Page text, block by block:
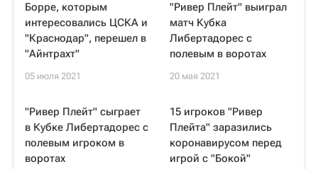
Борре, которым
интересовались ЦСКА и
"Краснодар", перешел в
"Айнтрахт"
05 июля 2021
"Ривер Плейт" выиграл
матч Кубка
Либертадорес с
полевым в воротах
20 мая 2021
"Ривер Плейт" сыграет
в Кубке Либертадорес с
полевым игроком в
воротах
15 игроков "Ривер
Плейта" заразились
коронавирусом перед
игрой с "Бокой"